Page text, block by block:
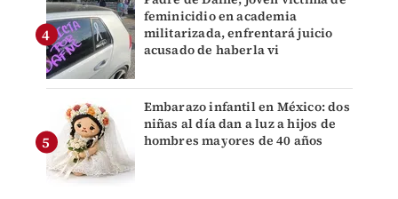
feminicidio en academia
militarizada, enfrentará juicio
acusado de haberla vi
Embarazo infantil en México: dos
niñas al día dan a luz a hijos de
hombres mayores de 40 años